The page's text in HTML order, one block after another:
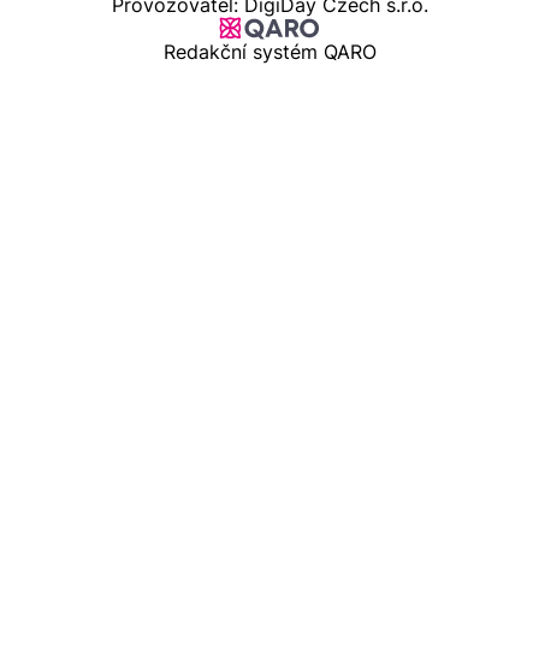
Provozovatel: DigiDay Czech s.r.o.
Redakční systém QARO